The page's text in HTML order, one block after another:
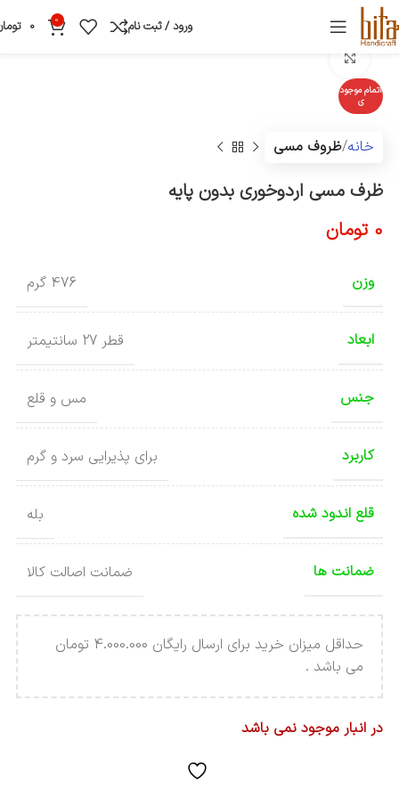
ورود / ثبت نام 0
0
اتمام موجود
ی
خانه ظروف مسی
ظرف مسی اردوخوری بدون پایه
0 تومان
وزن 476 گرم
ابعاد قطر 27 سانتیمتر
جنس مس و قلع
کاربرد برای پذیرایی سرد و گرم
قلع اندود شده بله
ضمانت ها ضمانت اصالت کالا
حداقل میزان خرید برای ارسال رایگان 4.000.000 تومان
می باشد .
در انبار موجود نمی باشد